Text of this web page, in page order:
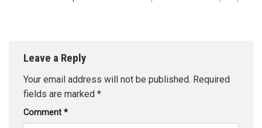
Leave a Reply
Your email address will not be published. Required
fields are marked *
Comment *